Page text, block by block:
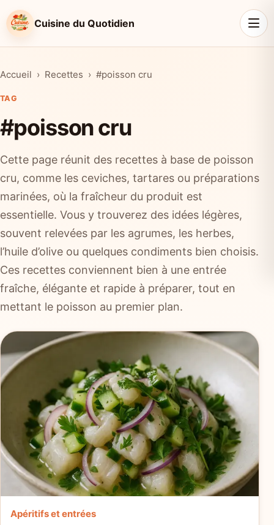
Cuisine du Quotidien
Accueil Recettes #poisson cru
TAG
#poisson cru
Cette page réunit des recettes à base de poisson
cru, comme les ceviches, tartares ou préparations
marinées, où la fraîcheur du produit est
essentielle. Vous y trouverez des idées légères,
souvent relevées par les agrumes, les herbes,
l’huile d’olive ou quelques condiments bien choisis.
Ces recettes conviennent bien à une entrée
fraîche, élégante et rapide à préparer, tout en
mettant le poisson au premier plan.
Apéritifs et entrées